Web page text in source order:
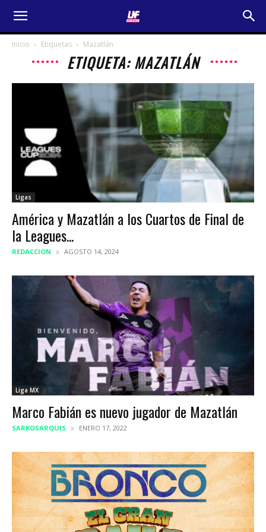
Inicio Etiquetas Mazatlán
ETIQUETA: MAZATLÁN
Ligas
América y Mazatlán a los Cuartos de Final de
la Leagues...
REDACCION AGOSTO 14, 2024
Liga MX
Marco Fabián es nuevo jugador de Mazatlán
SARKOSARQUIS ENERO 17, 2022